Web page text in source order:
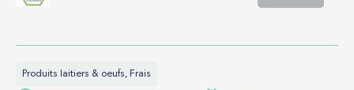
Produits laitiers & oeufs, Frais